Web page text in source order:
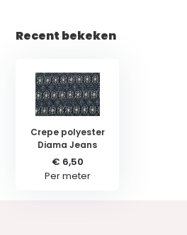
Recent bekeken
Crepe polyester
Diama Jeans
€ 6,50
Per meter